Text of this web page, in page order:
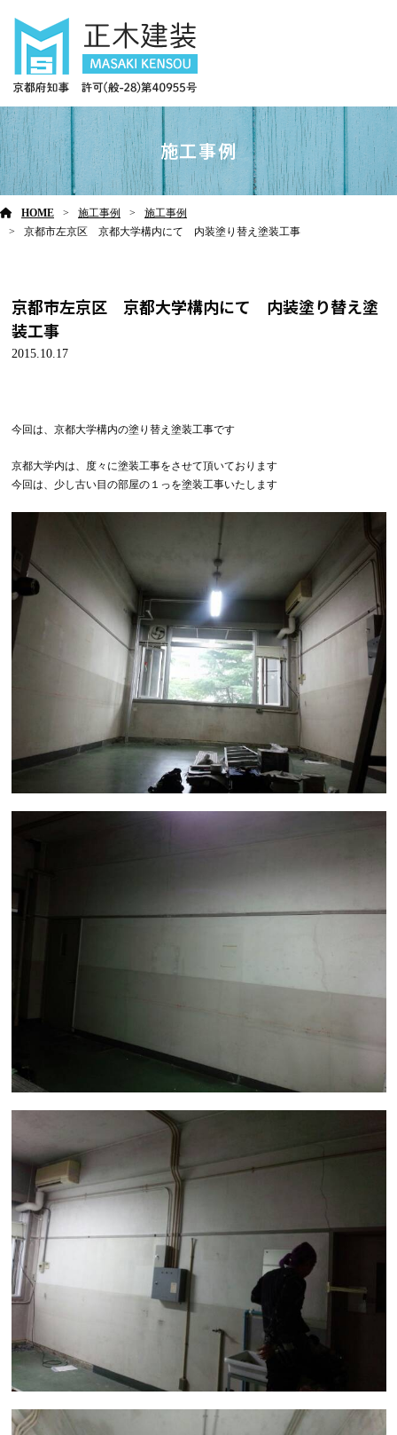
施工事例
HOME 施工事例
施工事例
京都市左京区 京都大学構内にて 内装塗り替え塗装工事
京都市左京区 京都大学構内にて 内装塗り替え塗
装工事
2015.10.17
今回は、京都大学構内の塗り替え塗装工事です
京都大学内は、度々に塗装工事をさせて頂いております
今回は、少し古い目の部屋の１っを塗装工事いたします